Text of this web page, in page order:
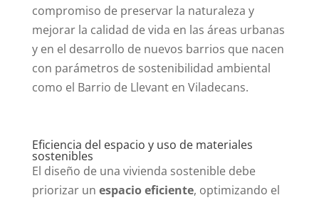
compromiso de preservar la naturaleza y
mejorar la calidad de vida en las áreas urbanas
y en el desarrollo de nuevos barrios que nacen
con parámetros de sostenibilidad ambiental
como el Barrio de Llevant en Viladecans.
Eficiencia del espacio y uso de materiales
sostenibles
El diseño de una vivienda sostenible debe
priorizar un espacio eficiente, optimizando el